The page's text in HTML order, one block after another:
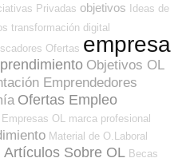
Privadas objetivos
Ideas de
transformación digital
Ofertas empresa
Objetivos OL
Emprendedores
Ofertas Empleo
OL marca profesional
Material de O.Laboral
Artículos Sobre OL Becas